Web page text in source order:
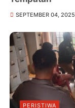
SEPTEMBER 04, 2025
PERISTIWA